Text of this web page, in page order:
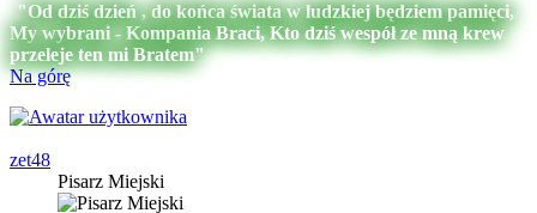
"Od dziś dzień , do końca świata w ludzkiej będziem pamięci,
My wybrani - Kompania Braci, Kto dziś wespół ze mną krew
przeleje ten mi Bratem"
Na górę
zet48
Pisarz Miejski